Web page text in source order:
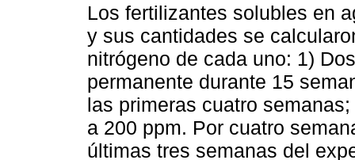
Los fertilizantes solubles en
y sus cantidades se
nitrógeno de cada uno: 1)
permanente durante 15
las primeras cuatro
a 200 ppm. Por cuatro
últimas tres semanas del